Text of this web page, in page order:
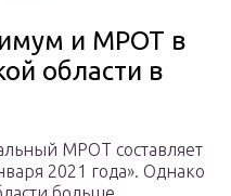
и МРОТ в
области в
МРОТ составляет
2021 года». Однако